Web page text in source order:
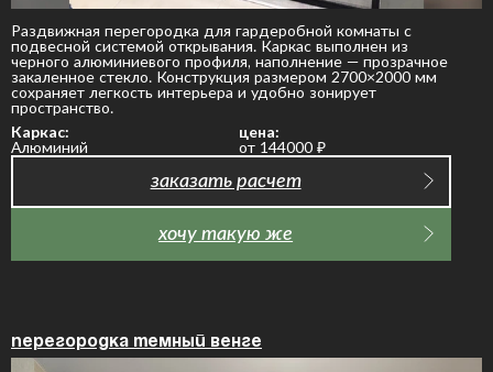
Раздвижная перегородка для гардеробной комнаты с
подвесной системой открывания. Каркас выполнен из
черного алюминиевого профиля, наполнение — прозрачное
закаленное стекло. Конструкция размером 2700×2000 мм
сохраняет легкость интерьера и удобно зонирует
пространство.
Каркас:
Алюминий
цена:
от 144000 ₽
заказать расчет
хочу такую же
Перегородка темный венге